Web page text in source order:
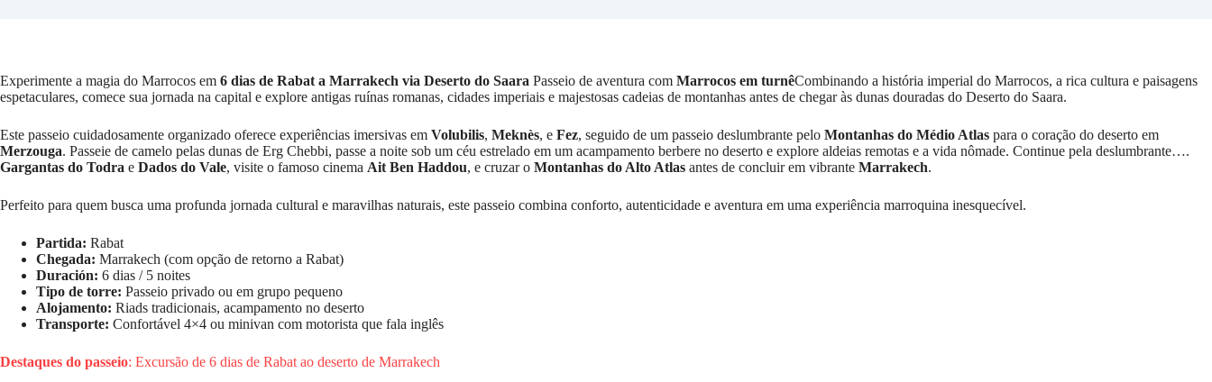
Experimente a magia do Marrocos em 6 dias de Rabat a Marrakech via Deserto do Saara Passeio de aventura com Marrocos em turnêCombinando a história imperial do Marrocos, a rica cultura e paisagens
espetaculares, comece sua jornada na capital e explore antigas ruínas romanas, cidades imperiais e majestosas cadeias de montanhas antes de chegar às dunas douradas do Deserto do Saara.
Este passeio cuidadosamente organizado oferece experiências imersivas em Volubilis, Meknès, e Fez, seguido de um passeio deslumbrante pelo Montanhas do Médio Atlas para o coração do deserto em
Merzouga. Passeie de camelo pelas dunas de Erg Chebbi, passe a noite sob um céu estrelado em um acampamento berbere no deserto e explore aldeias remotas e a vida nômade. Continue pela deslumbrante….
Gargantas do Todra e Dados do Vale, visite o famoso cinema Ait Ben Haddou, e cruzar o Montanhas do Alto Atlas antes de concluir em vibrante Marrakech.
Perfeito para quem busca uma profunda jornada cultural e maravilhas naturais, este passeio combina conforto, autenticidade e aventura em uma experiência marroquina inesquecível.
Partida: Rabat
Chegada: Marrakech (com opção de retorno a Rabat)
Duración: 6 dias / 5 noites
Tipo de torre: Passeio privado ou em grupo pequeno
Alojamento: Riads tradicionais, acampamento no deserto
Transporte: Confortável 4×4 ou minivan com motorista que fala inglês
Destaques do passeio: Excursão de 6 dias de Rabat ao deserto de Marrakech